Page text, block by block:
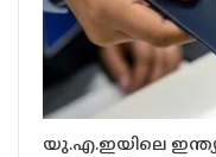
യു.എ.ഇയിലെ